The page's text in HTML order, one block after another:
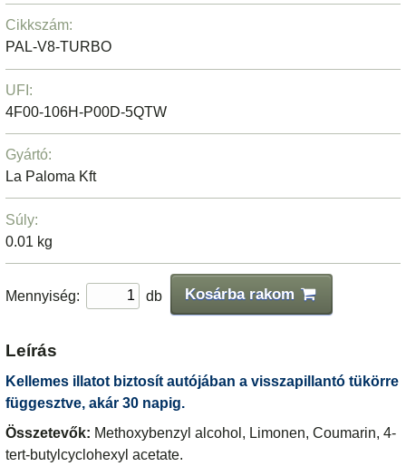
Cikkszám:
PAL-V8-TURBO
UFI:
4F00-106H-P00D-5QTW
Gyártó:
La Paloma Kft
Súly:
0.01 kg
Mennyiség: db Kosárba rakom
Leírás
Kellemes illatot biztosít autójában a visszapillantó tükörre
függesztve, akár 30 napig.
Összetevők: Methoxybenzyl alcohol, Limonen, Coumarin, 4-
tert-butylcyclohexyl acetate.